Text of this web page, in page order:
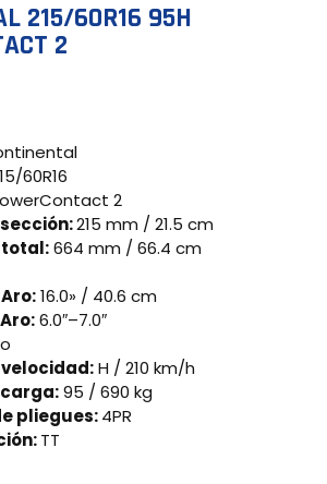
215/60R16 95H
2
60R16
2
215 mm / 21.5 cm
total:664 mm / 66.4 cm
16.0» / 40.6 cm
6.0″–7.0″
velocidad:H / 210 km/h
95 / 690 kg
pliegues:4PR
TT